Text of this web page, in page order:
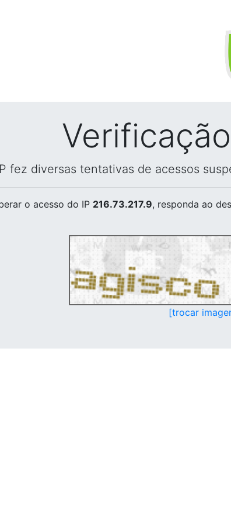
fez diversas tentativas de acessos
o acesso do IP 216.73.217.9, responda ao
[trocar